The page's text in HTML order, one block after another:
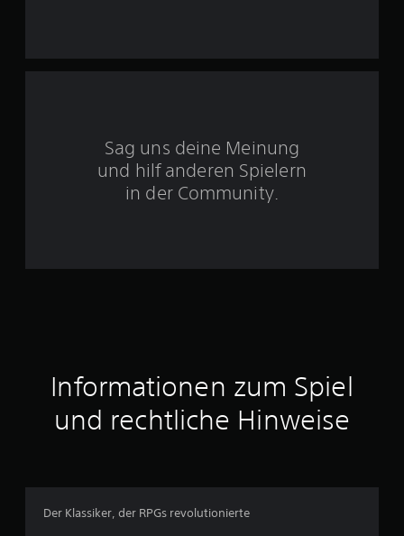
5
u
s
5
Sag uns deine Meinung
und hilf anderen Spielern
in der Community.
Informationen zum Spiel
und rechtliche Hinweise
Der Klassiker, der RPGs revolutionierte